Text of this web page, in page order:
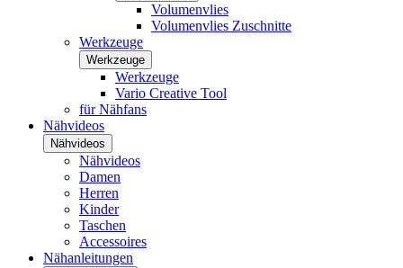
Volumenvlies
Volumenvlies Zuschnitte
Werkzeuge
Werkzeuge
Werkzeuge
Vario Creative Tool
für Nähfans
Nähvideos
Nähvideos
Nähvideos
Damen
Herren
Kinder
Taschen
Accessoires
Nähanleitungen